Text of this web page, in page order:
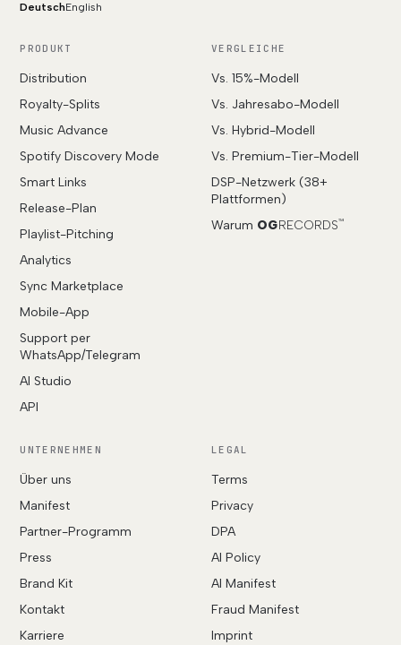
DeutschEnglish
PRODUKT
Distribution
Royalty-Splits
Music Advance
Spotify Discovery Mode
Smart Links
Release-Plan
Playlist-Pitching
Analytics
Sync Marketplace
Mobile-App
Support per
WhatsApp/Telegram
AI Studio
API
VERGLEICHE
Vs. 15%-Modell
Vs. Jahresabo-Modell
Vs. Hybrid-Modell
Vs. Premium-Tier-Modell
DSP-Netzwerk (38+
Plattformen)
Warum OGRECORDS™
UNTERNEHMEN
Über uns
Manifest
Partner-Programm
Press
Brand Kit
Kontakt
Karriere
LEGAL
Terms
Privacy
DPA
AI Policy
AI Manifest
Fraud Manifest
Imprint